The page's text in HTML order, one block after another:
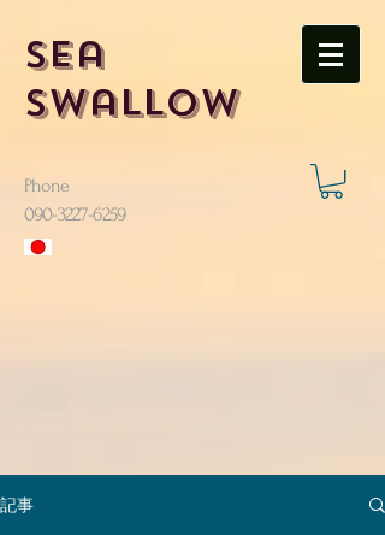
Sea
Swallow
Phone
​090-3227-6259
記事